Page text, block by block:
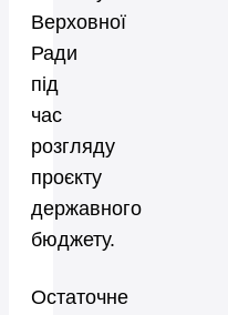
Верховної
Ради
під
час
розгляду
проєкту
державного
бюджету.
Остаточне